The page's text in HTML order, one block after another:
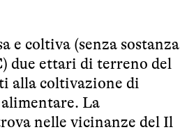
e coltiva (senza sostanza
due ettari di terreno del
alla coltivazione di
La
nelle vicinanze del Il